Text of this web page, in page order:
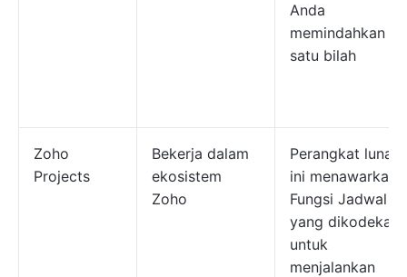
Anda
memindahkan
satu bilah
Zoho
Projects
Bekerja dalam
ekosistem
Zoho
Perangkat lunak
ini menawarkan
Fungsi Jadwal
yang dikodekan
untuk
menjalankan